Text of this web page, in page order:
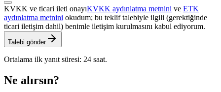
KVKK ve ticari ileti onayıKVKK aydınlatma metnini ve ETK
aydınlatma metnini okudum; bu teklif talebiyle ilgili (gerektiğinde
ticari iletişim dahil) benimle iletişim kurulmasını kabul ediyorum.
Talebi gönder
Ortalama ilk yanıt süresi: 24 saat.
Ne alırsın?